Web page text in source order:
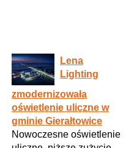
Lena
Lighting
zmodernizowała
oświetlenie uliczne w
gminie Gierałtowice
Nowoczesne oświetlenie